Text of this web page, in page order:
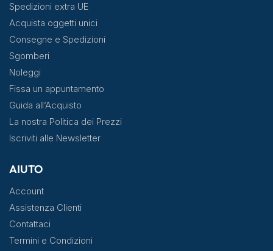
Spedizioni extra UE
Acquista oggetti unici
Consegne e Spedizioni
Sgomberi
Noleggi
Fissa un appuntamento
Guida all’Acquisto
La nostra Politica dei Prezzi
Iscriviti alle Newsletter
AIUTO
Account
Assistenza Clienti
Contattaci
Termini e Condizioni